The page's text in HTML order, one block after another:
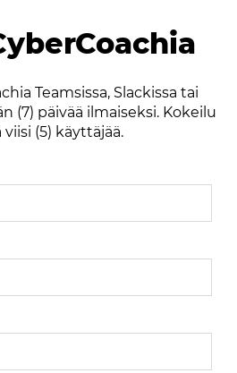
Teamsissa, Slackissa tai
(7) päivää ilmaiseksi. Kokeilu
viisi (5) käyttäjää.